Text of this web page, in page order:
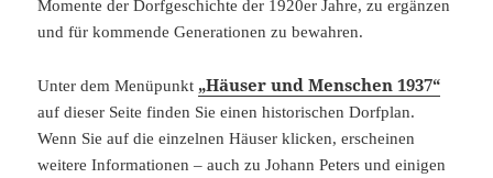
Momente der Dorfgeschichte der 1920er Jahre, zu ergänzen
und für kommende Generationen zu bewahren.
Unter dem Menüpunkt „Häuser und Menschen 1937“
auf dieser Seite finden Sie einen historischen Dorfplan.
Wenn Sie auf die einzelnen Häuser klicken, erscheinen
weitere Informationen – auch zu Johann Peters und einigen